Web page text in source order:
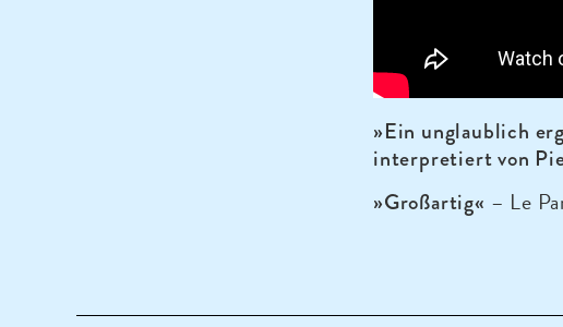
»Ein unglaublich
interpretiert von
»Großartig« – Le